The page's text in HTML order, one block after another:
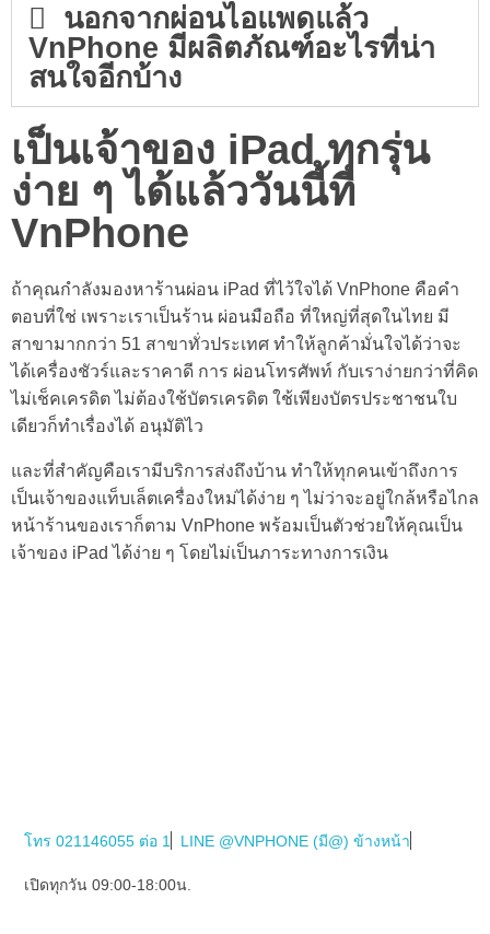
นอกจากผ่อนไอแพดแล้ว
VnPhone มีผลิตภัณฑ์อะไรที่น่า
สนใจอีกบ้าง
เป็นเจ้าของ iPad ทุกรุ่น
ง่าย ๆ ได้แล้ววันนี้ที่
VnPhone
ถ้าคุณกำลังมองหาร้านผ่อน iPad ที่ไว้ใจได้ VnPhone คือคำ
ตอบที่ใช่ เพราะเราเป็นร้าน ผ่อนมือถือ ที่ใหญ่ที่สุดในไทย มี
สาขามากกว่า 51 สาขาทั่วประเทศ ทำให้ลูกค้ามั่นใจได้ว่าจะ
ได้เครื่องชัวร์และราคาดี การ ผ่อนโทรศัพท์ กับเราง่ายกว่าที่คิด
ไม่เช็คเครดิต ไม่ต้องใช้บัตรเครดิต ใช้เพียงบัตรประชาชนใบ
เดียวก็ทำเรื่องได้ อนุมัติไว
และที่สำคัญคือเรามีบริการส่งถึงบ้าน ทำให้ทุกคนเข้าถึงการ
เป็นเจ้าของแท็บเล็ตเครื่องใหม่ได้ง่าย ๆ ไม่ว่าจะอยู่ใกล้หรือไกล
หน้าร้านของเราก็ตาม VnPhone พร้อมเป็นตัวช่วยให้คุณเป็น
เจ้าของ iPad ได้ง่าย ๆ โดยไม่เป็นภาระทางการเงิน
โทร 021146055 ต่อ 1 LINE @VNPHONE (มี@) ข้างหน้า
เปิดทุกวัน 09:00-18:00น.